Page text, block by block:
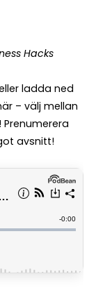
Hacks
ladda ned
– välj mellan
Prenumerera
avsnitt!